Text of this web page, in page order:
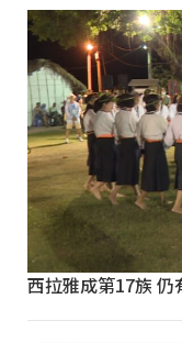
西拉雅成第17族